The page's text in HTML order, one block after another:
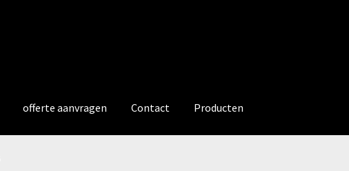
offerte aanvragen Contact Producten